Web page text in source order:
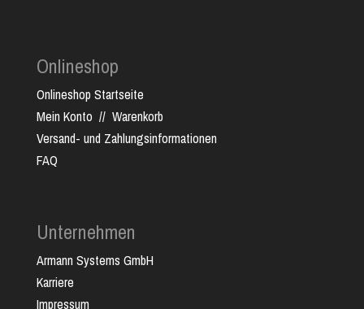
Onlineshop
Onlineshop Startseite
Mein Konto // Warenkorb
Versand- und Zahlungsinformationen
FAQ
Unternehmen
Armann Systems GmbH
Karriere
Impressum